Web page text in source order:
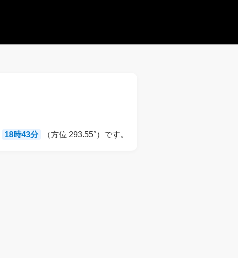
18時43分 （方位 293.55°）です。